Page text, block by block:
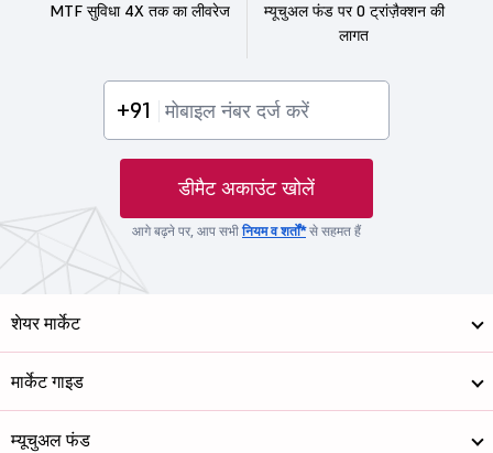
MTF सुविधा 4X तक का लीवरेज
म्यूचुअल फंड पर 0 ट्रांज़ैक्शन की
लागत
+91
डीमैट अकाउंट खोलें
आगे बढ़ने पर, आप सभीनियम व शर्तों*से सहमत हैं
शेयर मार्केट
मार्केट गाइड
म्यूचुअल फंड